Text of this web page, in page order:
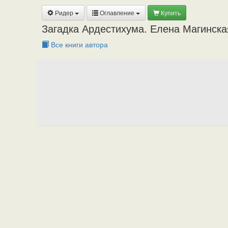
Ридер Оглавление Купить
Загадка Ардестихума. Елена
Все книги автора